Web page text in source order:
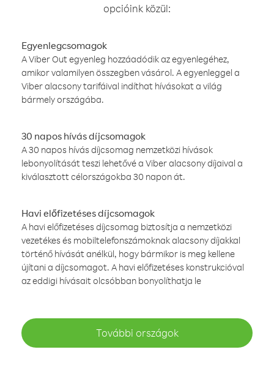
opcióink közül:
Egyenlegcsomagok
A Viber Out egyenleg hozzáadódik az egyenlegéhez,
amikor valamilyen összegben vásárol. A egyenleggel a
Viber alacsony tarifáival indíthat hívásokat a világ
bármely országába.
30 napos hívás díjcsomagok
A 30 napos hívás díjcsomag nemzetközi hívások
lebonyolítását teszi lehetővé a Viber alacsony díjaival a
kiválasztott célországokba 30 napon át.
Havi előfizetéses díjcsomagok
A havi előfizetéses díjcsomag biztosítja a nemzetközi
vezetékes és mobiltelefonszámoknak alacsony díjakkal
történő hívását anélkül, hogy bármikor is meg kellene
újítani a díjcsomagot. A havi előfizetéses konstrukcióval
az eddigi hívásait olcsóbban bonyolíthatja le
További országok